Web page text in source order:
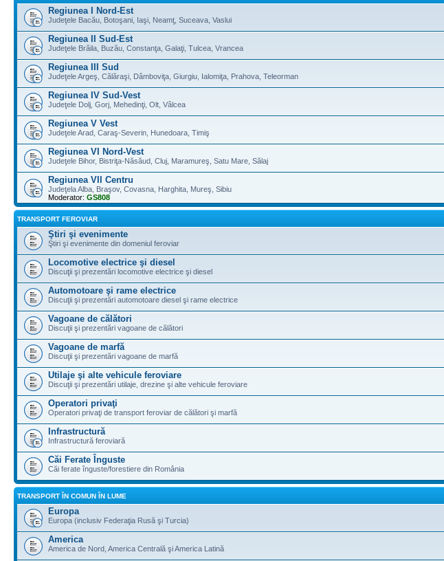
Regiunea I Nord-Est
Judeţele Bacău, Botoşani, Iaşi, Neamţ, Suceava, Vaslui
Regiunea II Sud-Est
Judeţele Brăila, Buzău, Constanţa, Galaţi, Tulcea, Vrancea
Regiunea III Sud
Judeţele Argeş, Călăraşi, Dâmboviţa, Giurgiu, Ialomiţa, Prahova, Teleorman
Regiunea IV Sud-Vest
Judeţele Dolj, Gorj, Mehedinţi, Olt, Vâlcea
Regiunea V Vest
Judeţele Arad, Caraş-Severin, Hunedoara, Timiş
Regiunea VI Nord-Vest
Judeţele Bihor, Bistriţa-Năsăud, Cluj, Maramureş, Satu Mare, Sălaj
Regiunea VII Centru
Judeţela Alba, Braşov, Covasna, Harghita, Mureş, Sibiu
Moderator: GS808
TRANSPORT FEROVIAR
Ştiri şi evenimente
Ştiri şi evenimente din domeniul feroviar
Locomotive electrice şi diesel
Discuţii şi prezentări locomotive electrice şi diesel
Automotoare şi rame electrice
Discuţii şi prezentări automotoare diesel şi rame electrice
Vagoane de călători
Discuţii şi prezentări vagoane de călători
Vagoane de marfă
Discuţii şi prezentări vagoane de marfă
Utilaje şi alte vehicule feroviare
Discuţii şi prezentări utilaje, drezine şi alte vehicule feroviare
Operatori privaţi
Operatori privaţi de transport feroviar de călători şi marfă
Infrastructură
Infrastructură feroviară
Căi Ferate Înguste
Căi ferate înguste/forestiere din România
TRANSPORT ÎN COMUN ÎN LUME
Europa
Europa (inclusiv Federaţia Rusă şi Turcia)
America
America de Nord, America Centrală şi America Latină